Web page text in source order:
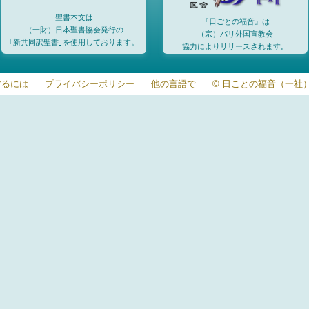
聖書本文は
（一財）日本聖書協会発行の
｢新共同訳聖書｣を使用しております。
『日ごとの福音』は
（宗）パリ外国宣教会
協力によりリリースされます。
には プライバシーポリシー 他の言語で © 日ことの福音（一社